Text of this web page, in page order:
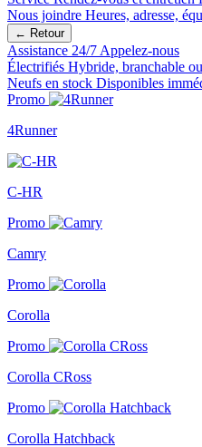
Nous joindre Heures, adresse,
← Retour
Assistance 24/7 Appelez-nous
Électrifiés Hybride, branchable
Neufs en stock Disponibles
Promo
4Runner
C-HR
Promo
Camry
Promo
Corolla
Promo
Corolla CRoss
Promo
Corolla Hatchback